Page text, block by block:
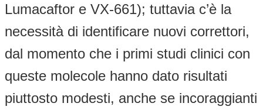
Lumacaftor e VX-661); tuttavia c’è la
necessità di identificare nuovi correttori,
dal momento che i primi studi clinici con
queste molecole hanno dato risultati
piuttosto modesti, anche se incoraggianti